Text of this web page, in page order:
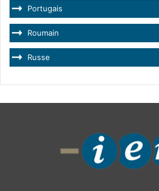
Portugais
Roumain
Russe